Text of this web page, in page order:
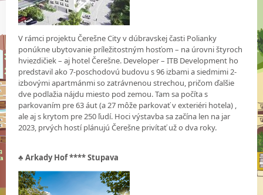
V rámci projektu Čerešne City v dúbravskej časti Polianky
ponúkne ubytovanie príležitostným hosťom – na úrovni štyroch
hviezdičiek – aj hotel Čerešne. Developer – ITB Development ho
predstavil ako 7-poschodovú budovu s 96 izbami a siedmimi 2-
izbovými apartmánmi so zatrávnenou strechou, pričom ďalšie
dve podlažia nájdu miesto pod zemou. Tam sa počíta s
parkovaním pre 63 áut (a 27 môže parkovať v exteriéri hotela) ,
ale aj s krytom pre 250 ľudí. Hoci výstavba sa začína len na jar
2023, prvých hostí plánujú Čerešne privítať už o dva roky.
♣Arkady Hof **** Stupava